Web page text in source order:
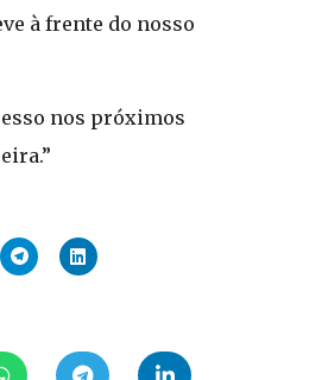
à frente do nosso
nos próximos
Clique
para
janela)
Clique
para
janela)